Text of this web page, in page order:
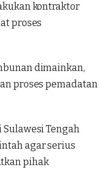
kontraktor
proses
dimainkan,
proses pemadatan
Tengah
agar serius
pihak